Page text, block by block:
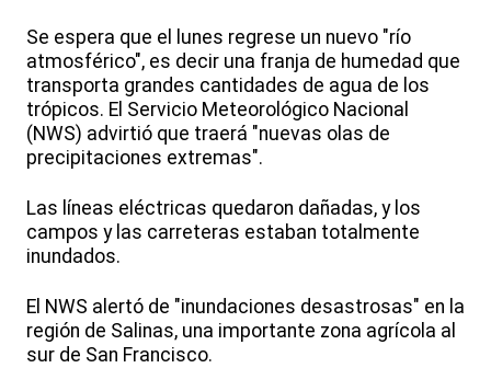
Se espera que el lunes regrese un nuevo "río
atmosférico", es decir una franja de humedad que
transporta grandes cantidades de agua de los
trópicos. El Servicio Meteorológico Nacional
(NWS) advirtió que traerá "nuevas olas de
precipitaciones extremas".
Las líneas eléctricas quedaron dañadas, y los
campos y las carreteras estaban totalmente
inundados.
El NWS alertó de "inundaciones desastrosas" en la
región de Salinas, una importante zona agrícola al
sur de San Francisco.